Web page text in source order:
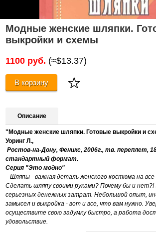
Модные женские шляпки.
выкройки и схемы
1100 руб. (≈$13.37)
В корзину
Описание
" Модные женские шляпки. Готовые выкройки и
Уоринг Л.,
Ростов-на-Дону, Феникс, 2006г., тв. переплет,
стандартный формат.
Серия "Это модно"
Шляпы - важная деталь женского костюма на все
Сделать шляпу своими руками? Почему бы и
серьезных денежных затрат. Небольшой опыт,
замысел и выкройка - вот и все, что вам нужно.
осуществите свою задумку быстро, а работа
удовольствие.